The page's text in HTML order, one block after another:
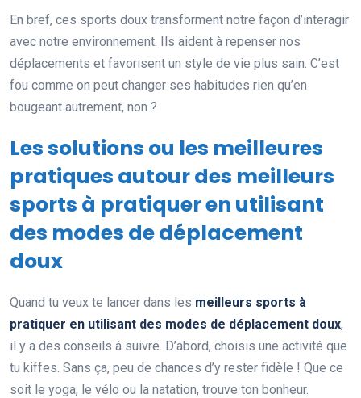
En bref, ces sports doux transforment notre façon d’interagir
avec notre environnement. Ils aident à repenser nos
déplacements et favorisent un style de vie plus sain. C’est
fou comme on peut changer ses habitudes rien qu’en
bougeant autrement, non ?
Les solutions ou les meilleures
pratiques autour des meilleurs
sports à pratiquer en utilisant
des modes de déplacement
doux
Quand tu veux te lancer dans les meilleurs sports à
pratiquer en utilisant des modes de déplacement doux,
il y a des conseils à suivre. D’abord, choisis une activité que
tu kiffes. Sans ça, peu de chances d’y rester fidèle ! Que ce
soit le yoga, le vélo ou la natation, trouve ton bonheur.